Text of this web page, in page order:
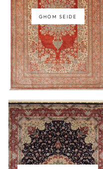
GHOM SEIDE